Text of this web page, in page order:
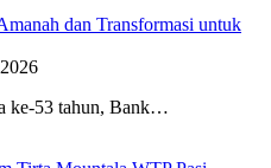
dan Transformasi untuk
ke-53 tahun, Bank…